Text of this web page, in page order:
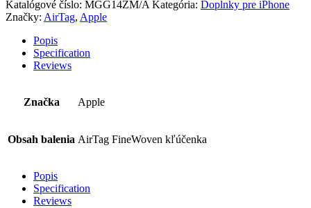
Katalógové číslo: MGG14ZM/A Kategória: Doplnky pre iPhone
Značky: AirTag, Apple
Popis
Specification
Reviews
Značka Apple
Obsah balenia AirTag FineWoven kľúčenka
Popis
Specification
Reviews